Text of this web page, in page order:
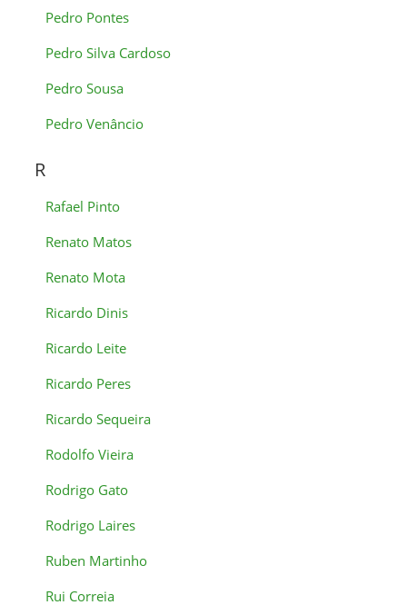
Pedro Pontes
Pedro Silva Cardoso
Pedro Sousa
Pedro Venâncio
R
Rafael Pinto
Renato Matos
Renato Mota
Ricardo Dinis
Ricardo Leite
Ricardo Peres
Ricardo Sequeira
Rodolfo Vieira
Rodrigo Gato
Rodrigo Laires
Ruben Martinho
Rui Correia